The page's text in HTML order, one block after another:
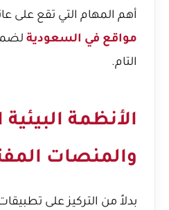
أهم المهام التي تقع على
مواقع في السعودية
التام.
الأنظمة البيئية
والمنصات
بدلاً من التركيز على